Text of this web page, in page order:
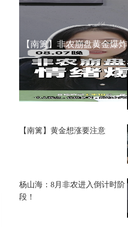
【南篱】非农崩盘黄金爆炸
李鸿彬：8.7黄金大非农来了，
你看涨还是看跌？
【南篱】黄金想涨要注意
杨山海：8月非农进入倒计时阶
段！